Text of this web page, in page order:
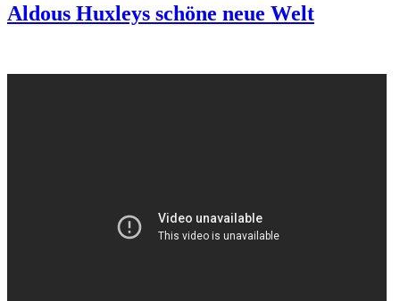
Aldous Huxleys schöne neue Welt